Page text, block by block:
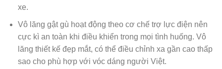
xe.
Vô lăng gật gù hoạt động theo cơ chế trợ lực điện nên
cực kì an toàn khi điều khiển trong mọi tình huống. Vô
lăng thiết kế đẹp mắt, có thể điều chỉnh xa gần cao thấp
sao cho phù hợp với vóc dáng người Việt.